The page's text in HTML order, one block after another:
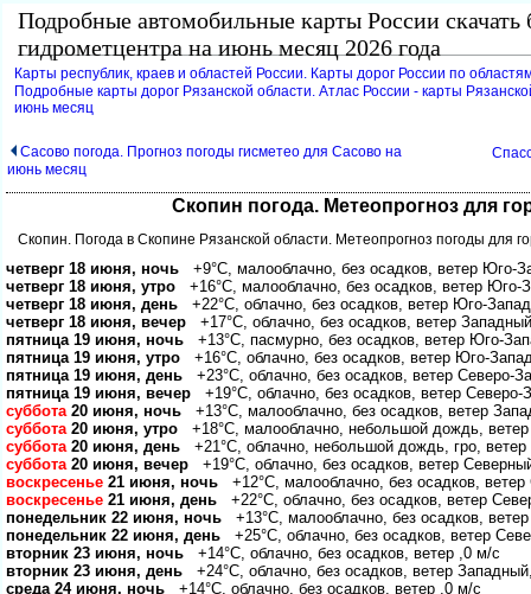
Подробные автомобильные карты России скачать
идрометцентра на июнь месяц 2026 года
Карты республик, краев и областей России. Карты дорог России по
Подробные карты дорог Рязанской области. Атлас России - карты
июнь месяц
Сасово погода. Прогноз погоды гисметео для Сасово на
июнь месяц
Скопин погода. Метеопрогноз для
Скопин. Погода в Скопине Рязанской области. Метеопрогноз погоды для
четверг 18 июня, ночь +9°C, малооблачно, без осадков, ветер Юго-
четверг 18 июня, утро +16°C, малооблачно, без осадков, ветер Юго-
четверг 18 июня, день +22°C, облачно, без осадков, ветер Юго-
четверг 18 июня, вечер +17°C, облачно, без осадков, ветер
пятница 19 июня, ночь +13°C, пасмурно, без осадков, ветер Юго-
пятница 19 июня, утро +16°C, облачно, без осадков, ветер Юго-
пятница 19 июня, день +23°C, облачно, без осадков, ветер Северо-
пятница 19 июня, вечер +19°C, облачно, без осадков, ветер
суббота20 июня, ночь +13°C, малооблачно, без осадков, ветер
суббота20 июня, утро +18°C, малооблачно, небольшой дождь,
суббота20 июня, день +21°C, облачно, небольшой дождь, гро,
суббота20 июня, вечер +19°C, облачно, без осадков, ветер
оскресенье 21 июня, ночь +12°C, малооблачно, без осадков,
оскресенье 21 июня, день +22°C, облачно, без осадков, ветер
понедельник 22 июня, ночь +13°C, малооблачно, без осадков,
понедельник 22 июня, день +25°C, облачно, без осадков, ветер
торник 23 июня, ночь +14°C, облачно, без осадков, ветер ,0 м/с
торник 23 июня, день +24°C, облачно, без осадков, ветер
среда 24 июня, ночь +14°C, облачно, без осадков, ветер ,0 м/с